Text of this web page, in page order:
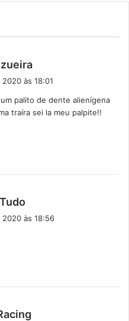
s
e
às 18:01
palito de dente alienígena
traíra sei la meu palpite!!
i
às 18:56